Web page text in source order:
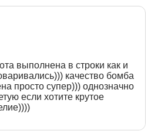
выполнена в строки как и
качество бомба
просто супер))) однозначно
если хотите крутое